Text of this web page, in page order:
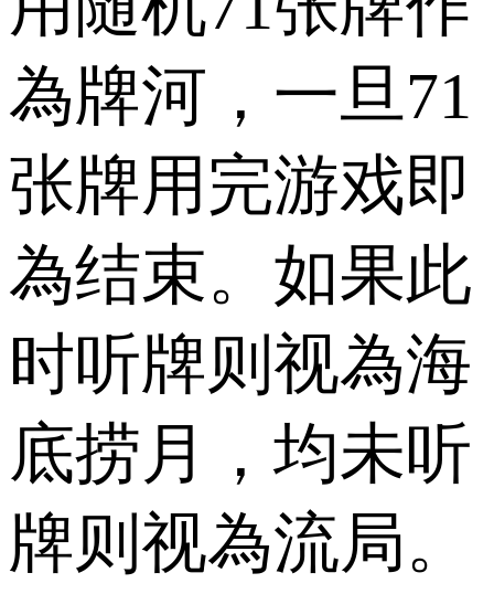
為牌河，一旦71
张牌用完游戏即
為结束。如果此
时听牌则视為海
底捞月，均未听
牌则视為流局。